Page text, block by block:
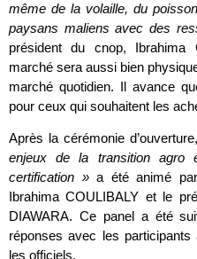
même de la volaille, du
paysans maliens avec des
président du cnop, Ibrahima
marché sera aussi bien
marché quotidien. Il avance
pour ceux qui souhaitent les
Après la cérémonie
enjeux de la transition agro
certification »a été animé
Ibrahima COULIBALY et le
DIAWARA. Ce panel a été
réponses avec les participants
les officiels.